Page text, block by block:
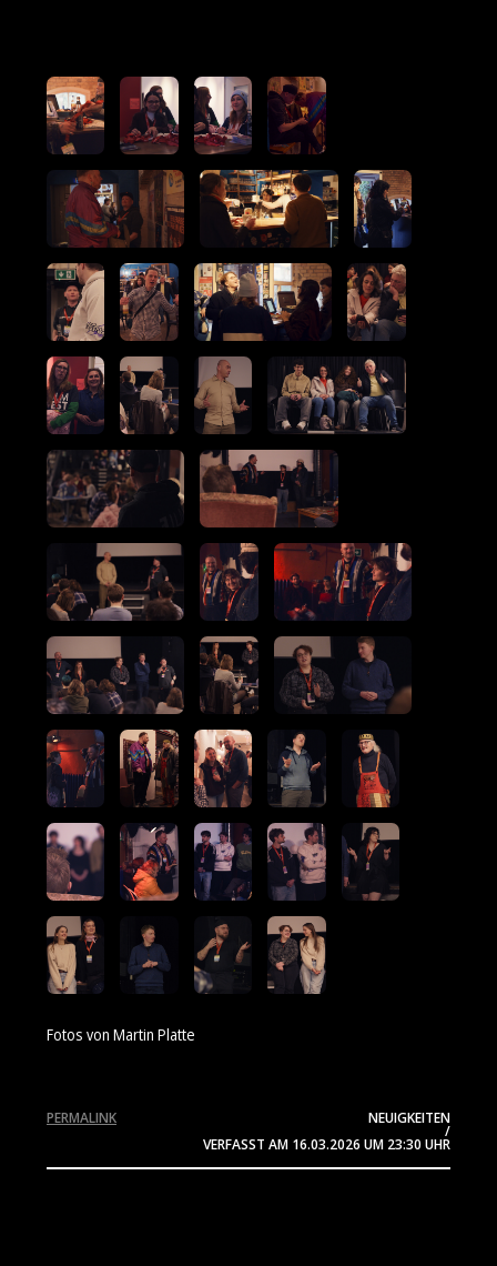
Fotos von Martin Platte
NEUIGKEITEN
/
VERFASST AM 16.03.2026 UM 23:30 UHR
PERMALINK